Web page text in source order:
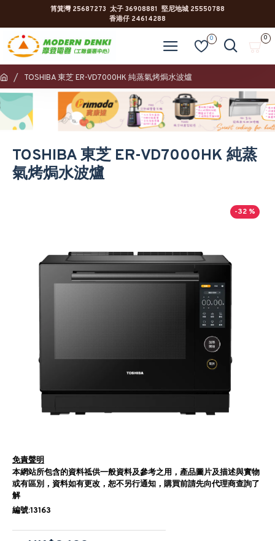
筲箕灣 25687273 太子 36908881 堅尼地城 25550788
香港仔 24614288
0 0
TOSHIBA 東芝 ER-VD7000HK 純蒸氣烤焗水波爐
TOSHIBA 東芝 ER-VD7000HK 純蒸
氣烤焗水波爐
-32 %
免責聲明
本網站所包含的資料祗供一般資料及參考之用，產品圖片及描述與實物
或有區別，資料如有更改，恕不另行通知，購買前請先向代理商查詢了
解
編號:13163